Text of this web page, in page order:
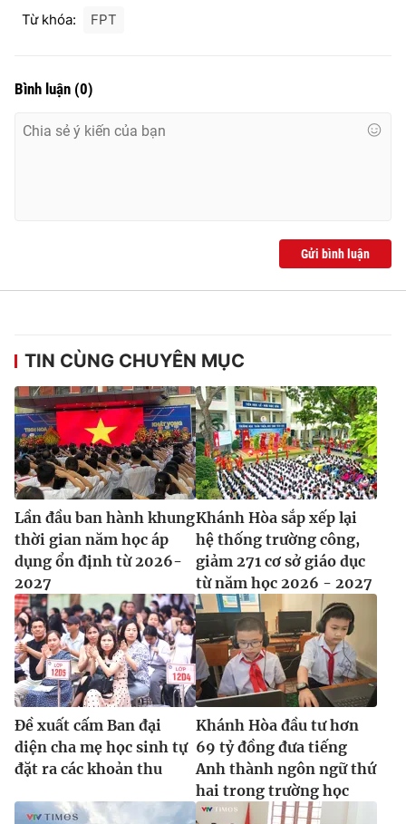
Từ khóa: FPT
Bình luận (0)
Gửi bình luận
TIN CÙNG CHUYÊN MỤC
Lần đầu ban hành khung
thời gian năm học áp
dụng ổn định từ 2026-
2027
Khánh Hòa sắp xếp lại
hệ thống trường công,
giảm 271 cơ sở giáo dục
từ năm học 2026 - 2027
Đề xuất cấm Ban đại
diện cha mẹ học sinh tự
đặt ra các khoản thu
Khánh Hòa đầu tư hơn
69 tỷ đồng đưa tiếng
Anh thành ngôn ngữ thứ
hai trong trường học